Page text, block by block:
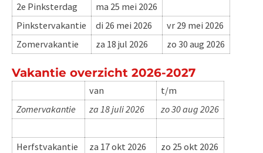
2e Pinksterdag
ma 25 mei 2026
Pinkstervakantie
di 26 mei 2026
vr 29 mei 2026
Zomervakantie
za 18 jul 2026 zo 30 aug 2026
Vakantie overzicht 2026-2027
van
t/m
Zomervakantie​
za 18 juli 2026 zo 30 aug 2026
Herfstvakantie za 17 okt 2026
zo 25 okt 2026